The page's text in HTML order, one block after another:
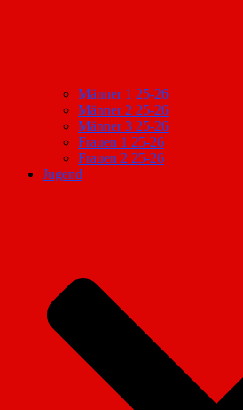
Männer 1 25-26
Männer 2 25-26
Männer 3 25-26
Frauen 1 25-26
Frauen 2 25-26
Jugend